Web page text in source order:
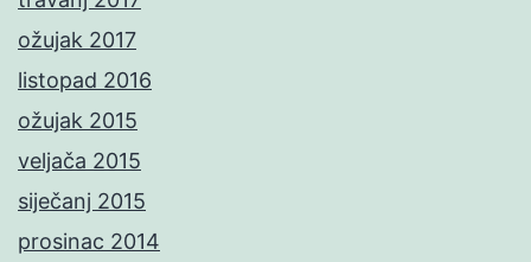
ožujak 2017
listopad 2016
ožujak 2015
veljača 2015
siječanj 2015
prosinac 2014